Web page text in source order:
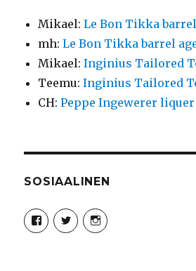
Mikael:Le Bon Tikka
mh:Le Bon Tikka barrel
Mikael:Inginius Tailored
Teemu:Inginius Tailored
CH:Peppe Ingewerer liquer
SOSIAALINEN
Näytä
Syncro89Photography:n
profiili
Näytä
MikaelJohnsson:n
profiili
Näytä
syncro89:n